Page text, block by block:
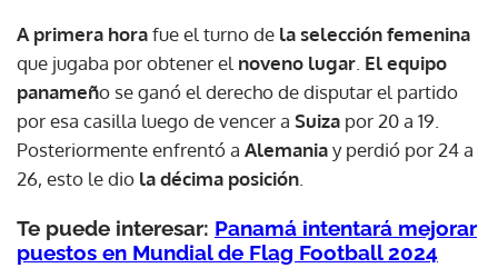
A primera horafue el turno de la selección femenina
que jugaba por obtener el noveno lugar El equipo
panameño se ganó el derecho de disputar el partido
por esa casilla luego de vencer a Suiza por 20 a 19.
Posteriormente enfrentó a Alemaniay perdió por 24 a
26, esto le dio la décima posición
Te puede interesar: Panamá intentará mejorar
puestos en Mundial de Flag Football 2024